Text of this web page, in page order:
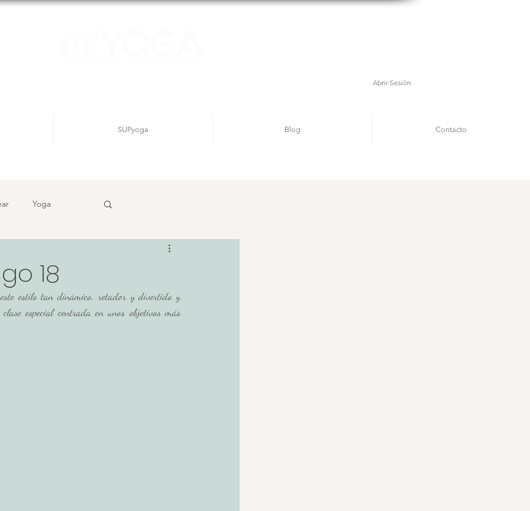
Abrir Sesión
SUPyoga Blog Contacto
Yoga
18
estilo tan dinámico, retador y divertido y
especial centrada en unos objetivos más